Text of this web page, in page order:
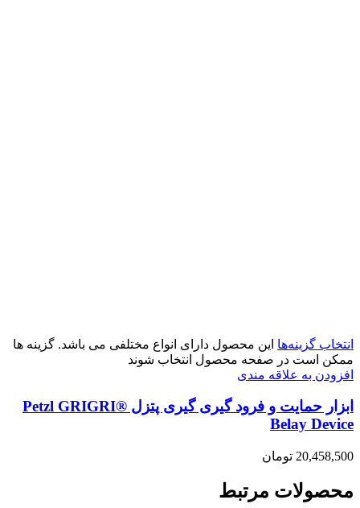
انتخاب گزینه‌ها این محصول دارای انواع مختلفی می باشد. گزینه ها
ممکن است در صفحه محصول انتخاب شوند
افزودن به علاقه مندی
ابزار حمایت و فرود گیری گیری پتزل Petzl GRIGRI®
Belay Device
20,458,500 تومان
محصولات مرتبط